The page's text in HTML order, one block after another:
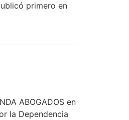
primero en
ABOGADOS en
la Dependencia